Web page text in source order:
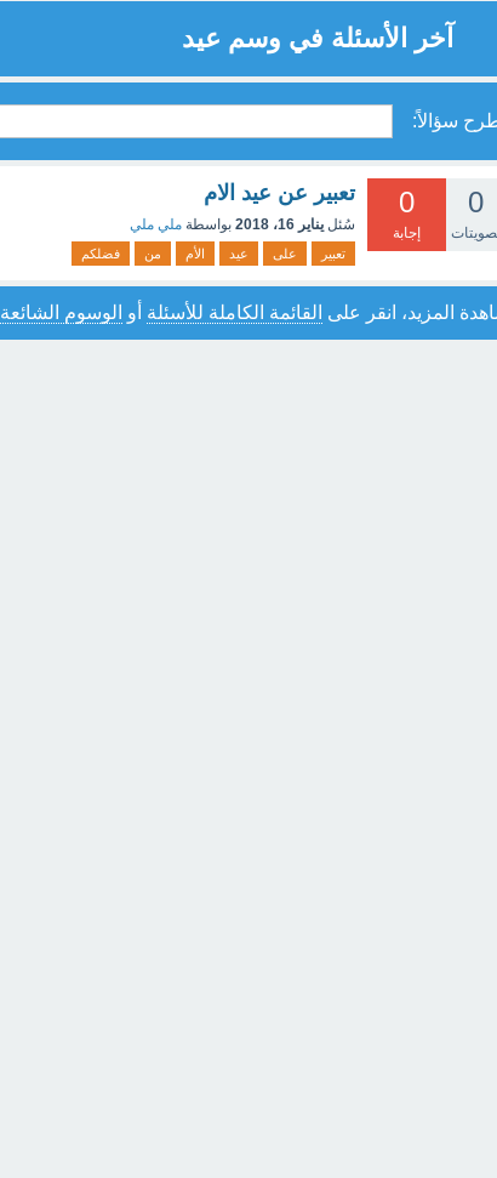
آخر الأسئلة في وسم عيد
سؤالاً:
0
0
إجابة
تعبير عن عيد الام
سُئل يناير 16، 2018 بواسطة ملي ملي
تعبير على عيد الأم من فضلكم
المزيد، انقر على القائمة الكاملة للأسئلة أو الوسوم الشائعة